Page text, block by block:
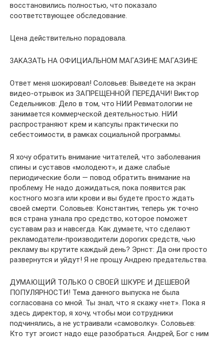
восстановились полностью, что показало
соответствующее обследование.
Цена действительно порадовала.
3AKAЗАТЬ НA ОФИЦИАЛЬHОМ МАГАЗИНЕ МАГАЗИНE
Ответ меня шокировал! Соловьев: Выведете на экран
видео-отрывок из ЗАПРЕЩЕННОЙ ПЕРЕДАЧИ! Виктор
Седельников: Дело в том, что НИИ Ревматологии не
занимается коммерческой деятельностью. НИИ
распространяют крем и капсулы практически по
себестоимости, в рамках социальной программы.
Я хочу обратить внимание читателей, что заболевания
спины и суставов «молодеют», и даже слабые
периодические боли — повод обратить внимание на
проблему. Не надо дожидаться, пока появится рак
костного мозга или крови и вы будете просто ждать
своей смерти. Соловьев: Константин, теперь уж точно
вся страна узнала про средство, которое поможет
суставам раз и навсегда. Как думаете, что сделают
рекламодатели-производители дорогих средств, чью
рекламу вы крутите каждый день? Эрнст: Да они просто
развернутся и уйдут! Я не прощу Андрею предательства.
ДУМАЮЩИЙ ТОЛЬКО О СВОЕЙ ШКУРЕ И ДЕШЕВОЙ
ПОПУЛЯРНОСТИ! Тема данного выпуска не была
согласована со мной. Ты знал, что я скажу «нет». Пока я
здесь директор, я хочу, чтобы мои сотрудники
подчинялись, а не устраивали «самоволку». Соловьев:
Кто тут эгоист надо еще разобраться. Андрей, Бог с ним